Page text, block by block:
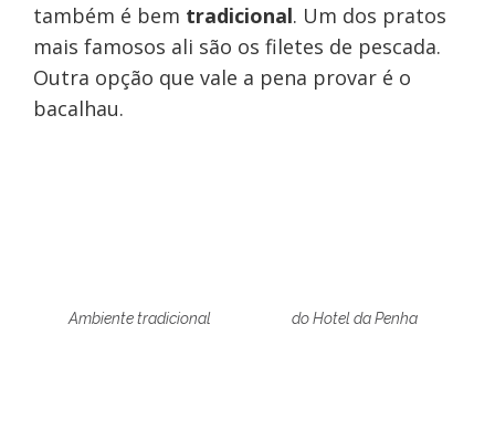
também é bem tradicional. Um dos pratos
mais famosos ali são os filetes de pescada.
Outra opção que vale a pena provar é o
bacalhau.
Ambiente tradicional do Hotel da Penha